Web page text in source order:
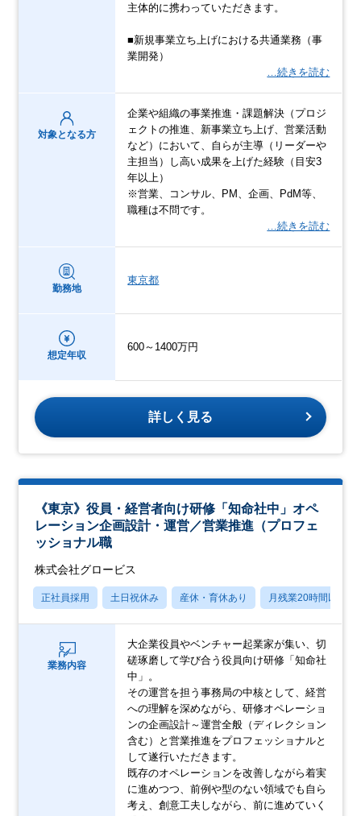
主体的に携わっていただきます。
■新規事業立ち上げにおける共通業務（事
業開発）
…続きを読む
対象となる方
企業や組織の事業推進・課題解決（プロジ
ェクトの推進、新事業立ち上げ、営業活動
など）において、自らが主導（リーダーや
主担当）し高い成果を上げた経験（目安3
年以上）
※営業、コンサル、PM、企画、PdM等、
職種は不問です。
…続きを読む
勤務地
東京都
想定年収
600～1400万円
詳しく見る
《東京》役員・経営者向け研修「知命社中」オペ
レーション企画設計・運営／営業推進（プロフェ
ッショナル職
株式会社グロービス
正社員採用 土日祝休み 産休・育休あり 月残業20時間以内
業務内容
大企業役員やベンチャー起業家が集い、切
磋琢磨して学び合う役員向け研修「知命社
中」。
その運営を担う事務局の中核として、経営
への理解を深めながら、研修オペレーショ
ンの企画設計～運営全般（ディレクション
含む）と営業推進をプロフェッショナルと
して遂行いただきます。
既存のオペレーションを改善しながら着実
に進めつつ、前例や型のない領域でも自ら
考え、創意工夫しながら、前に進めていく